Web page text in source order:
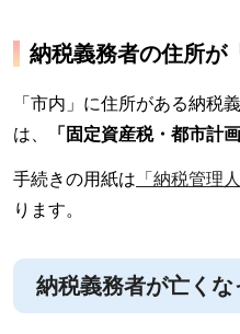
納税義務者の住所が
「市内」に住所がある納税
は
「固定資産税・都市計
手続きの用紙は 「納税管理
ります。
納税義務者が亡くな